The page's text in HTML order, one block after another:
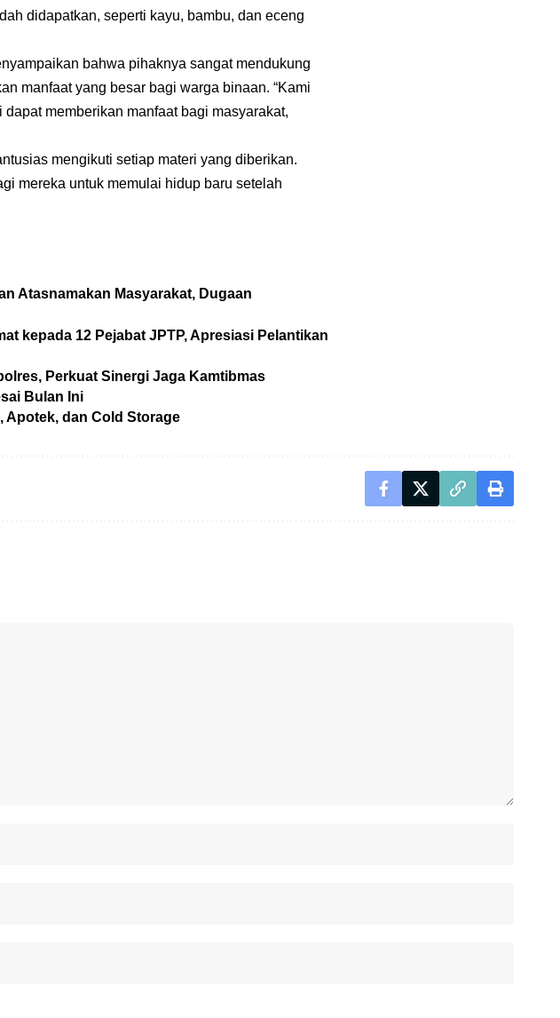
didapatkan, seperti kayu, bambu, dan eceng
bahwa pihaknya sangat mendukung
manfaat yang besar bagi warga binaan. “Kami
memberikan manfaat bagi masyarakat,
mengikuti setiap materi yang diberikan.
mereka untuk memulai hidup baru setelah
Atasnamakan Masyarakat, Dugaan
kepada 12 Pejabat JPTP, Apresiasi Pelantikan
Perkuat Sinergi Jaga Kamtibmas
Bulan Ini
Apotek, dan Cold Storage